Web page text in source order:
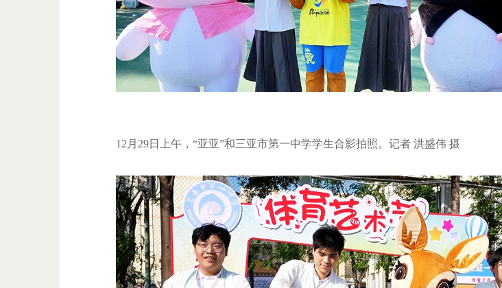
12月29日上午，“亚亚”和三亚市第一中学学生合影拍照。记者 洪盛伟 摄